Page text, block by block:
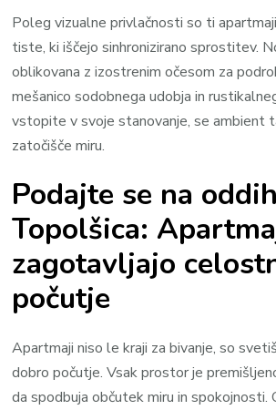
Poleg vizualne privlačnosti so ti
tiste, ki iščejo sinhronizirano sprostitev.
oblikovana z izostrenim očesom za
mešanico sodobnega udobja in
vstopite v svoje stanovanje, se ambient
zatočišče miru.
Podajte se na
Topolšica:
zagotavljajo
počutje
Apartmaji niso le kraji za bivanje, so
dobro počutje. Vsak prostor je
da spodbuja občutek miru in spokojnosti.